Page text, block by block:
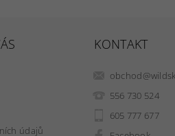
údajů
KONTAKT
obchod@
556 730 524
605 777 677